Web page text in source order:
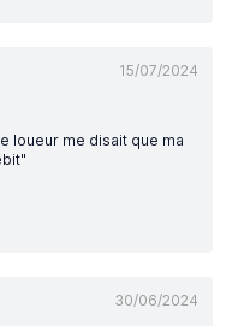
15/07/2024
loueur me disait que ma
30/06/2024